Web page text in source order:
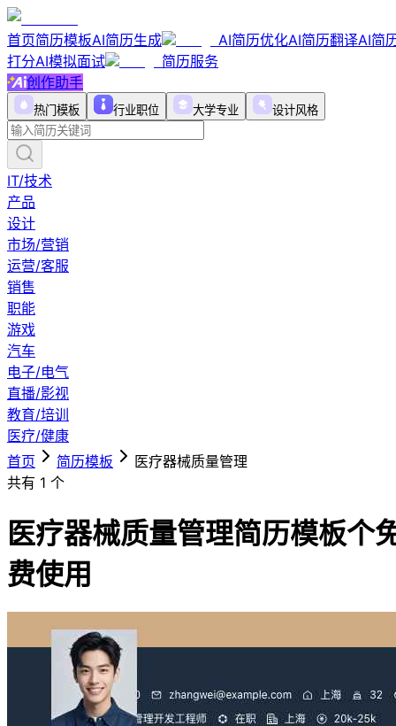
首页简历模板AI简历生成 AI简历优化AI简历翻译AI简
打分AI模拟面试
简历服务
创作助手
热门模板 行业职位 大学专业 设计风格
IT/技术
产品
设计
市场/营销
运营/客服
销售
职能
游戏
汽车
电子/电气
直播/影视
教育/培训
医疗/健康
首页
简历模板
医疗器械质量管理
共有 1 个
医疗器械质量管理简历模板个
费使用